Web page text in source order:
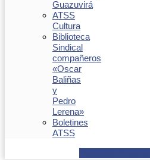
Guazuvirá
ATSS
Cultura
Biblioteca
Sindical
compañeros
«Oscar
Baliñas
y
Pedro
Lerena»
Boletines
ATSS